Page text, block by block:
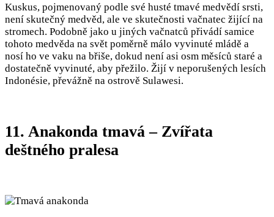
Kuskus, pojmenovaný podle své husté tmavé medvědí srsti,
není skutečný medvěd, ale ve skutečnosti vačnatec žijící na
stromech. Podobně jako u jiných vačnatců přivádí samice
tohoto medvěda na svět poměrně málo vyvinuté mládě a
nosí ho ve vaku na břiše, dokud není asi osm měsíců staré a
dostatečně vyvinuté, aby přežilo. Žijí v neporušených lesích
Indonésie, převážně na ostrově Sulawesi.
11. Anakonda tmavá – Zvířata
deštného pralesa